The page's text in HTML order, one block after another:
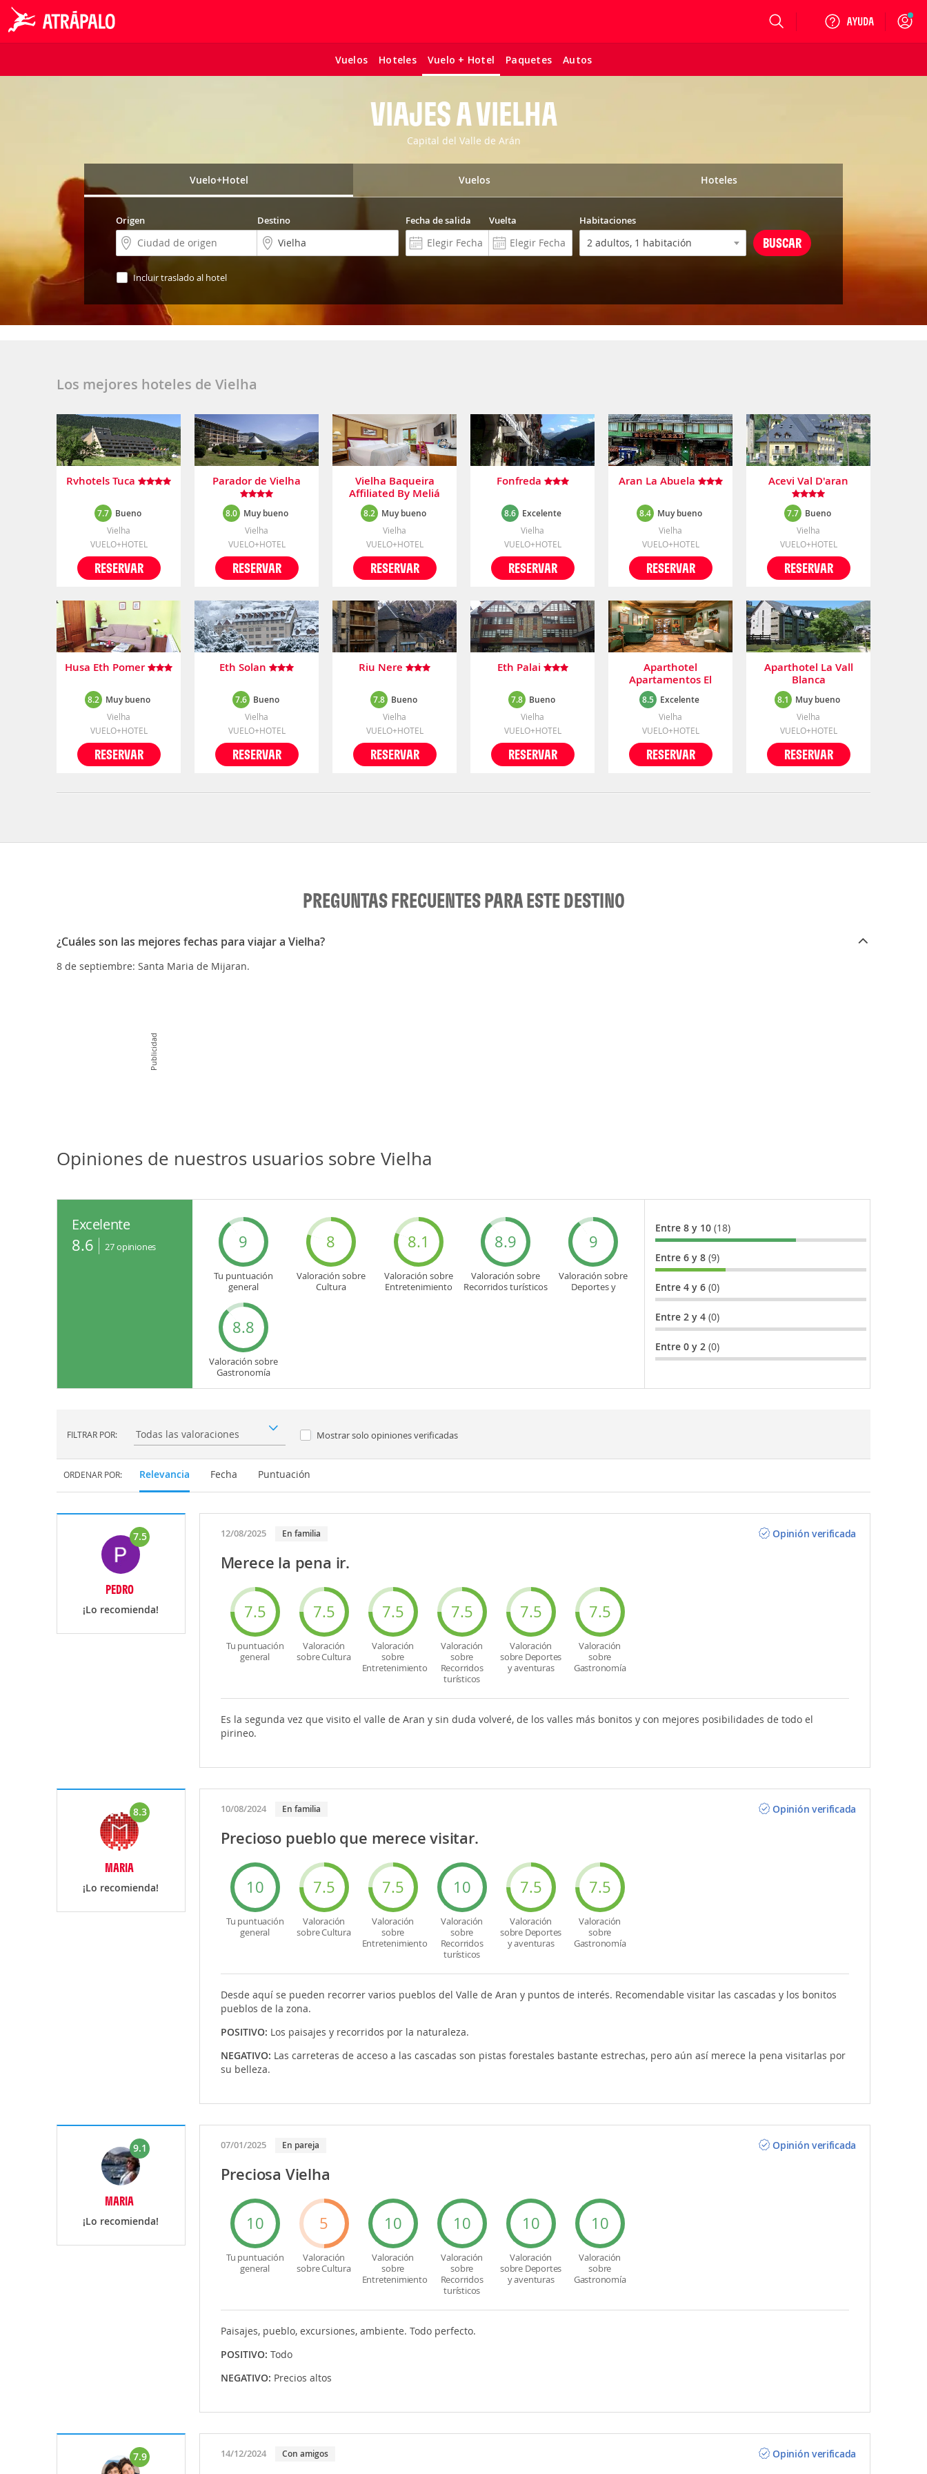
Vuelos Hoteles Vuelo + Hotel Paquetes Autos
Login
VIAJES A VIELHA
Capital del Valle de Arán
Vuelo+Hotel Vuelos Hoteles
Origen Destino Fecha de salida Vuelta Habitaciones
Incluir traslado al hotel
Los mejores hoteles de Vielha
Rvhotels Tuca
7.7 Bueno
Vielha
VUELO+HOTEL
RESERVAR
Parador de Vielha
8.0 Muy bueno
Vielha
VUELO+HOTEL
RESERVAR
Vielha Baqueira
Affiliated By Meliá
8.2 Muy bueno
Vielha
VUELO+HOTEL
RESERVAR
Fonfreda
8.6 Excelente
Vielha
VUELO+HOTEL
RESERVAR
Aran La Abuela
8.4 Muy bueno
Vielha
VUELO+HOTEL
RESERVAR
Acevi Val D'aran
7.7 Bueno
Vielha
VUELO+HOTEL
RESERVAR
Husa Eth Pomer
8.2 Muy bueno
Vielha
VUELO+HOTEL
RESERVAR
Eth Solan
7.6 Bueno
Vielha
VUELO+HOTEL
RESERVAR
Riu Nere
7.8 Bueno
Vielha
VUELO+HOTEL
RESERVAR
Eth Palai
7.8 Bueno
Vielha
VUELO+HOTEL
RESERVAR
Aparthotel
Apartamentos El
Refugio de Aran
Vielha
8.5 Excelente
Vielha
VUELO+HOTEL
RESERVAR
Aparthotel La Vall
Blanca
8.1 Muy bueno
Vielha
VUELO+HOTEL
RESERVAR
PREGUNTAS FRECUENTES PARA ESTE DESTINO
¿Cuáles son las mejores fechas para viajar a Vielha?
8 de septiembre: Santa Maria de Mijaran.
Publicidad
Opiniones de nuestros usuarios sobre Vielha
Excelente
8.6 27opiniones 9
Tu puntuación
general
8
Valoración sobre
Cultura
8.1
Valoración sobre
Entretenimiento
8.9
Valoración sobre
Recorridos turísticos
9
Valoración sobre
Deportes y
8.8
Valoración sobre
Gastronomía
Entre 8 y 10 (18)
Entre 6 y 8 (9)
Entre 4 y 6 (0)
Entre 2 y 4 (0)
Entre 0 y 2 (0)
FILTRAR POR: Filtrar por: Mostrar solo opiniones verificadas
ORDENAR POR: Relevancia Fecha Puntuación
7.5
PEDRO
¡Lo recomienda!
12/08/2025 En familia Opinión verificada
Merece la pena ir.
7.5
Tu puntuación
general
7.5
Valoración
sobre Cultura
7.5
Valoración
sobre
Entretenimiento
7.5
Valoración
sobre
Recorridos
turísticos
7.5
Valoración
sobre Deportes
y aventuras
7.5
Valoración
sobre
Gastronomía
Es la segunda vez que visito el valle de Aran y sin duda volveré, de los valles más bonitos y con mejores posibilidades de todo el
pirineo.
8.3
MARIA
¡Lo recomienda!
10/08/2024 En familia Opinión verificada
Precioso pueblo que merece visitar.
10
Tu puntuación
general
7.5
Valoración
sobre Cultura
7.5
Valoración
sobre
Entretenimiento
10
Valoración
sobre
Recorridos
turísticos
7.5
Valoración
sobre Deportes
y aventuras
7.5
Valoración
sobre
Gastronomía
Desde aquí se pueden recorrer varios pueblos del Valle de Aran y puntos de interés. Recomendable visitar las cascadas y los bonitos
pueblos de la zona.
POSITIVO: Los paisajes y recorridos por la naturaleza.
NEGATIVO: Las carreteras de acceso a las cascadas son pistas forestales bastante estrechas, pero aún así merece la pena visitarlas por
su belleza.
9.1
MARIA
¡Lo recomienda!
07/01/2025 En pareja Opinión verificada
Preciosa Vielha
10
Tu puntuación
general
5
Valoración
sobre Cultura
10
Valoración
sobre
Entretenimiento
10
Valoración
sobre
Recorridos
turísticos
10
Valoración
sobre Deportes
y aventuras
10
Valoración
sobre
Gastronomía
Paisajes, pueblo, excursiones, ambiente. Todo perfecto.
POSITIVO: Todo
NEGATIVO: Precios altos
7.9 14/12/2024 Con amigos Opinión verificada